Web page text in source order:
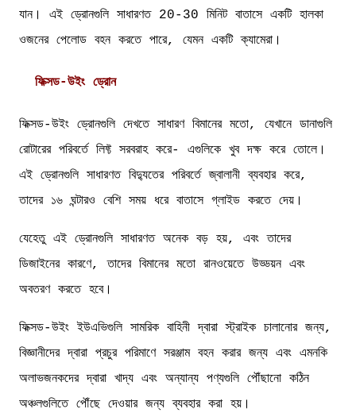
যান। এই ড্রোনগুলি সাধারণত 20-30 মিনিট বাতাসে একটি হালকা
ওজনের পেলোড বহন করতে পারে, যেমন একটি ক্যামেরা।
ফিক্সড-উইং ড্রোন
ফিক্সড-উইং ড্রোনগুলি দেখতে সাধারণ বিমানের মতো, যেখানে ডানাগুলি
রোটারের পরিবর্তে লিফ্ট সরবরাহ করে- এগুলিকে খুব দক্ষ করে তোলে।
এই ড্রোনগুলি সাধারণত বিদ্যুতের পরিবর্তে জ্বালানী ব্যবহার করে,
তাদের ১৬ ঘন্টারও বেশি সময় ধরে বাতাসে গ্লাইড করতে দেয়।
যেহেতু এই ড্রোনগুলি সাধারণত অনেক বড় হয়, এবং তাদের
ডিজাইনের কারণে, তাদের বিমানের মতো রানওয়েতে উড্ডয়ন এবং
অবতরণ করতে হবে।
ফিক্সড-উইং ইউএভিগুলি সামরিক বাহিনী দ্বারা স্ট্রাইক চালানোর জন্য,
বিজ্ঞানীদের দ্বারা প্রচুর পরিমাণে সরঞ্জাম বহন করার জন্য এবং এমনকি
অলাভজনকদের দ্বারা খাদ্য এবং অন্যান্য পণ্যগুলি পৌঁছানো কঠিন
অঞ্চলগুলিতে পৌঁছে দেওয়ার জন্য ব্যবহার করা হয়।